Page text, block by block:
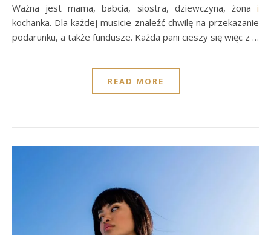
Ważna jest mama, babcia, siostra, dziewczyna, żona i
kochanka. Dla każdej musicie znaleźć chwilę na przekazanie
podarunku, a także fundusze. Każda pani cieszy się więc z …
READ MORE